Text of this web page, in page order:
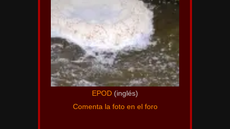
EPOD (inglés)
Comenta la foto en el foro